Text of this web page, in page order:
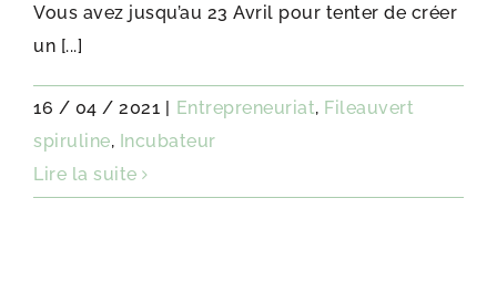
Vous avez jusqu’au 23 Avril pour tenter de créer
un [...]
16 / 04 / 2021 | Entrepreneuriat, Fileauvert
spiruline, Incubateur
Lire la suite